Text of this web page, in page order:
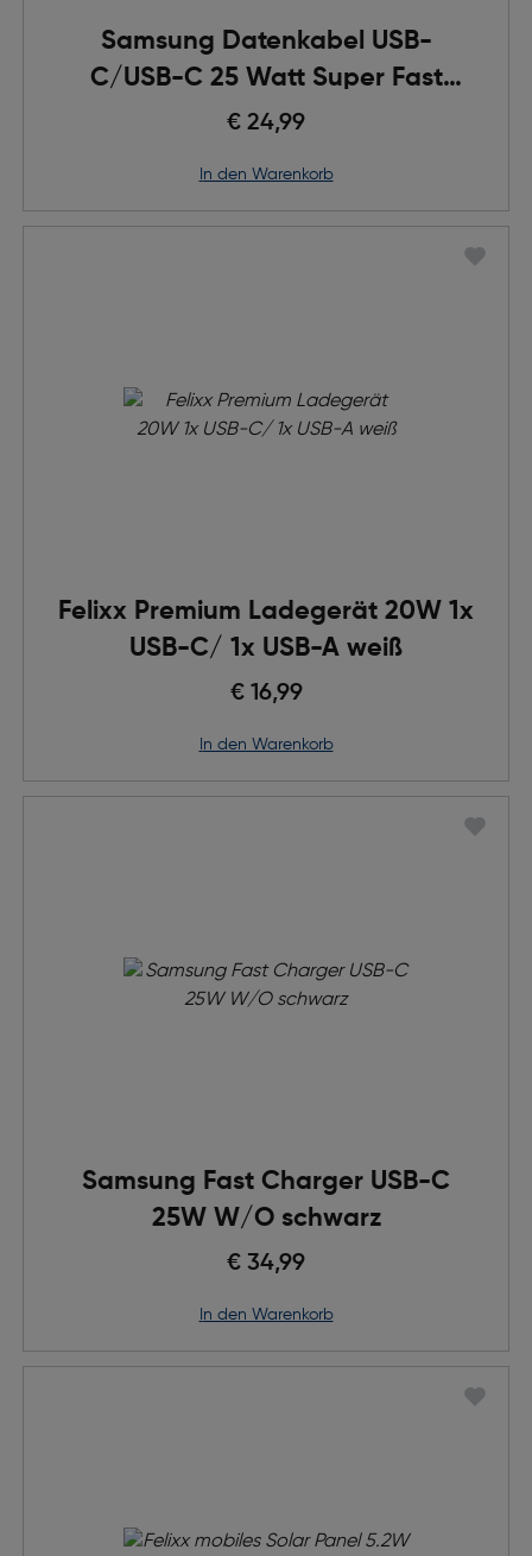
Samsung Datenkabel USB-
C/USB-C 25 Watt Super Fast
Charging
€ 24,99
in den Warenkorb
Felixx Premium Ladegerät 20W 1x
USB-C/ 1x USB-A weiß
€ 16,99
in den Warenkorb
Samsung Fast Charger USB-C
25W W/O schwarz
€ 34,99
in den Warenkorb